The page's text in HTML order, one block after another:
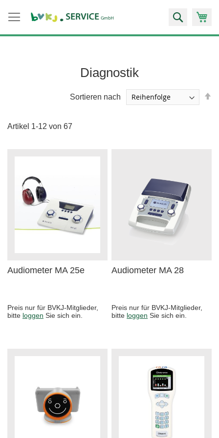
Zum
Inhalt
springen
Suche
Diagnostik
Artikel 1-12 von 67
Sortieren nach
Audiometer MA 25e
Preis nur für BVKJ-Mitglieder,
bitte loggen Sie sich ein.
Audiometer MA 28
Preis nur für BVKJ-Mitglieder,
bitte loggen Sie sich ein.